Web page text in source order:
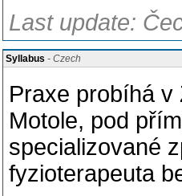
Last update:
Syllabus - Czech
Praxe probíhá
Motole, pod
specializované
fyzioterapeuta